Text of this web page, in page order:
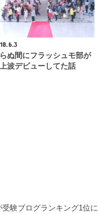
ぬ間にフラッシュモ部が
波デビューしてた話
験ブログランキング1位に